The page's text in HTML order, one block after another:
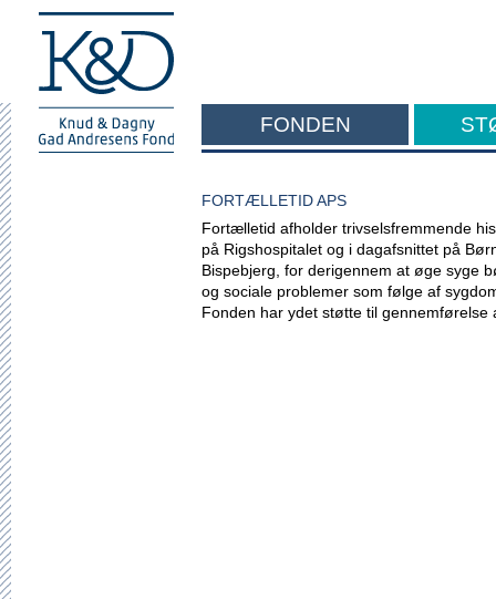
FONDEN
FORTÆLLETID APS
Fortælletid afholder trivselsfremmende
på Rigshospitalet og i dagafsnittet på
Bispebjerg, for derigennem at øge syge
og sociale problemer som følge af
Fonden har ydet støtte til